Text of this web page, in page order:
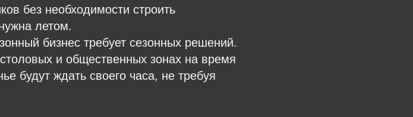
без необходимости строить
летом.
бизнес требует сезонных решений.
и общественных зонах на время
будут ждать своего часа, не требуя